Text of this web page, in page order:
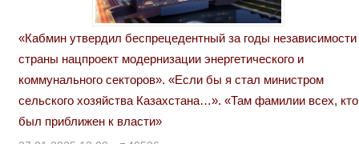
«Кабмин утвердил беспрецедентный за годы независимости
страны нацпроект модернизации энергетического и
коммунального секторов». «Если бы я стал министром
сельского хозяйства Казахстана…». «Там фамилии всех, кто
был приближен к власти»